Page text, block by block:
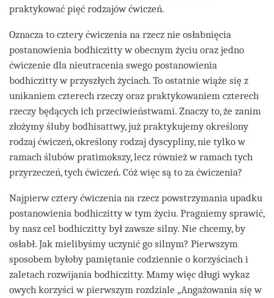
praktykować pięć rodzajów ćwiczeń.
Oznacza to cztery ćwiczenia na rzecz nie osłabnięcia
postanowienia bodhiczitty w obecnym życiu oraz jedno
ćwiczenie dla nieutracenia swego postanowienia
bodhiczitty w przyszłych życiach. To ostatnie wiąże się z
unikaniem czterech rzeczy oraz praktykowaniem czterech
rzeczy będących ich przeciwieństwami. Znaczy to, że zanim
złożymy śluby bodhisattwy, już praktykujemy określony
rodzaj ćwiczeń, określony rodzaj dyscypliny, nie tylko w
ramach ślubów pratimokszy, lecz również w ramach tych
przyrzeczeń, tych ćwiczeń. Cóż więc są to za ćwiczenia?
Najpierw cztery ćwiczenia na rzecz powstrzymania upadku
postanowienia bodhiczitty w tym życiu. Pragniemy sprawić,
by nasz cel bodhiczitty był zawsze silny. Nie chcemy, by
osłabł. Jak mielibyśmy uczynić go silnym? Pierwszym
sposobem byłoby pamiętanie codziennie o korzyściach i
zaletach rozwijania bodhiczitty. Mamy więc długi wykaz
owych korzyści w pierwszym rozdziale „Angażowania się w